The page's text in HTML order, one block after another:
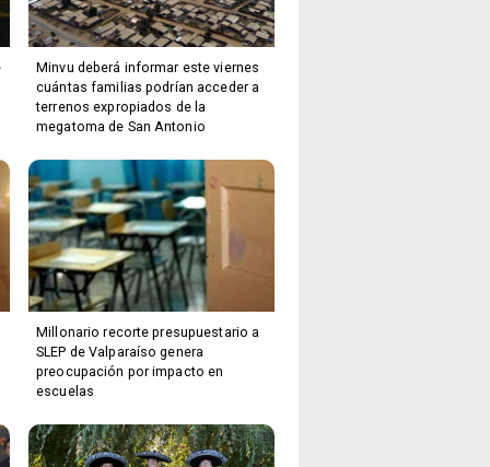
Minvu deberá informar este viernes
cuántas familias podrían acceder a
terrenos expropiados de la
megatoma de San Antonio
Millonario recorte presupuestario a
SLEP de Valparaíso genera
preocupación por impacto en
escuelas